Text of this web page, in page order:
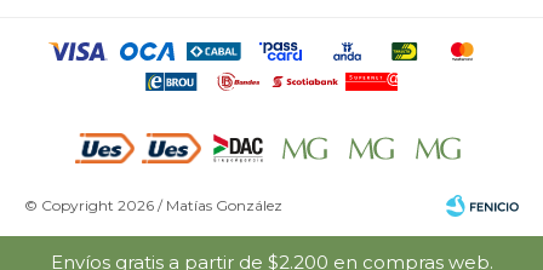
© Copyright 2026 / Matías González
Envíos gratis a partir de $2.200 en compras web.